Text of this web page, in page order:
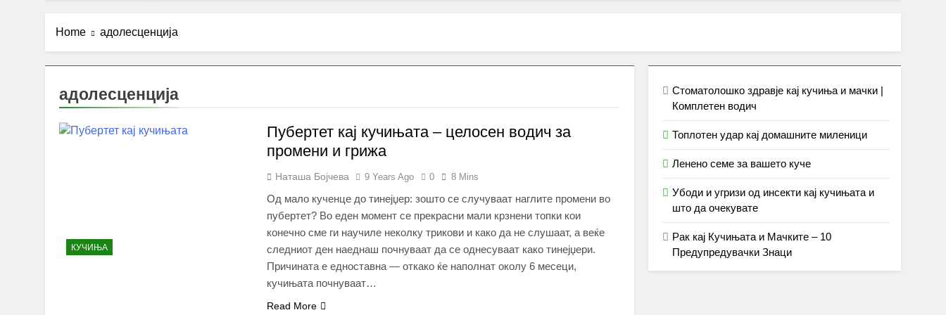
Home адолесценција
адолесценција
КУЧИЊА
Пубертет кај кучињата – целосен водич за
промени и грижа
Наташа Бојчева 9 Years Ago 0 8 Mins
Од мало кученце до тинејџер: зошто се случуваат наглите промени во
пубертет? Во еден момент се прекрасни мали крзнени топки кои
конечно сме ги научиле неколку трикови и како да не слушаат, а веќе
следниот ден наеднаш почнуваат да се однесуваат како тинејџери.
Причината е едноставна — откако ќе наполнат околу 6 месеци,
кучињата почнуваат…
Read More
Стоматолошко здравје кај кучиња и мачки |
Комплетен водич
Топлотен удар кај домашните миленици
Ленено семе за вашето куче
Убоди и угризи од инсекти кај кучињата и
што да очекувате
Рак кај Кучињата и Мачките – 10
Предупредувачки Знаци